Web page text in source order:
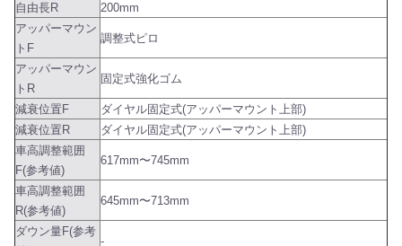
自由長R
200mm
アッパーマウン
トF
調整式ピロ
アッパーマウン
トR
固定式強化ゴム
減衰位置F
ダイヤル固定式(アッパーマウント上部)
減衰位置R
ダイヤル固定式(アッパーマウント上部)
車高調整範囲
F(参考値)
617mm〜745mm
車高調整範囲
R(参考値)
645mm〜713mm
ダウン量F(参考
-